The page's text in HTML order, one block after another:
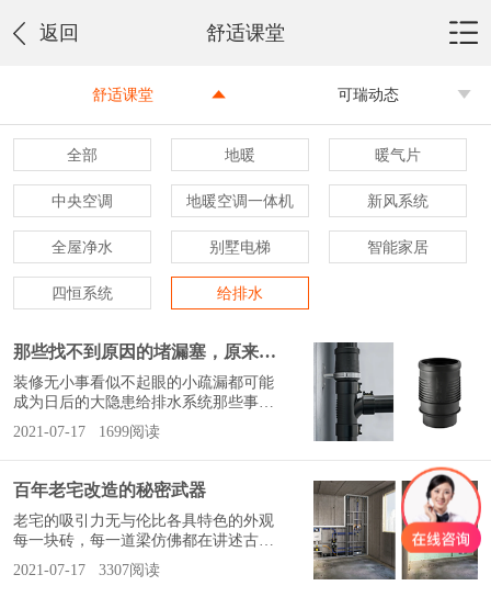
返回 舒适课堂
舒适课堂 可瑞动态
全部 地暖 暖气片
中央空调 地暖空调一体机 新风系统
全屋净水 别墅电梯 智能家居
四恒系统 给排水
那些找不到原因的堵漏塞，原来都是伸缩节惹的祸！
装修无小事看似不起眼的小疏漏都可能
成为日后的大隐患给排水系统那些事吉
博力一一来揭秘给排水系统那些事第一
期走近伸缩节解密日常生活中那些找不
到原因的堵漏塞大家来找茬，看下这两
张施工现场照片，哪里有问题？答案是
伸缩节的安装出！错！了！装修中，你
常常会在卫生间立管上看到一个套管配
件，这就是伸缩节。有了它，才能吸收
管道的热胀冷缩，延长排水系统的使用
寿命。安装伸缩节，一定要用配套管卡
2021-07-17 1699阅读
百年老宅改造的秘密武器
老宅的吸引力无与伦比各具特色的外观
每一块砖，每一道梁仿佛都在讲述古老
的故事2017年,荷兰最豪华的酒店之一Tw
enty-Seven重新开业，这栋优雅而奢华的
2021-07-17 3307阅读